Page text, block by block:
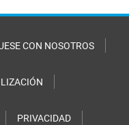
CON NOSOTROS
PRIVACIDAD